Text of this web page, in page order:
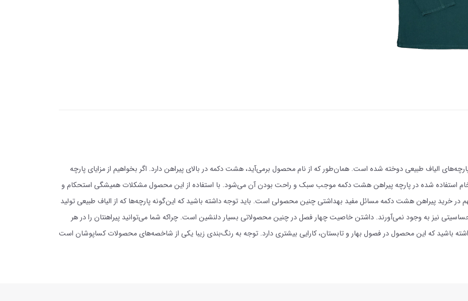
الیاف طبیعی دوخته شده است. همان‌طور که از نام محصول برمی‌آید، هشت دکمه در بالای پیراهن دارد. اگر بخواهیم از مزایای پارچه
خام استفاده شده در پارچه پیراهن هشت دکمه موجب سبک و راحت بودن آن می‌شود. با استفاده از این محصول مشکلات همیشگی استحکام و
در خرید پیراهن هشت دکمه مسائل مفید بهداشتی چنین محصولی است. باید توجه داشته باشید که این‌گونه پارچه‌ها که از الیاف طبیعی تولید
نیز به وجود نمی‌آورند. داشتن خاصیت چهار فصل در چنین محصولاتی بسیار دلنشین است. چراکه شما می‌توانید پیراهنتان را در هر
باشید که این محصول در فصول بهار و تابستان، کارایی بیشتری دارد. توجه به رنگ‌بندی زیبا یکی از شاخصه‌های محصولات کساپوشان است